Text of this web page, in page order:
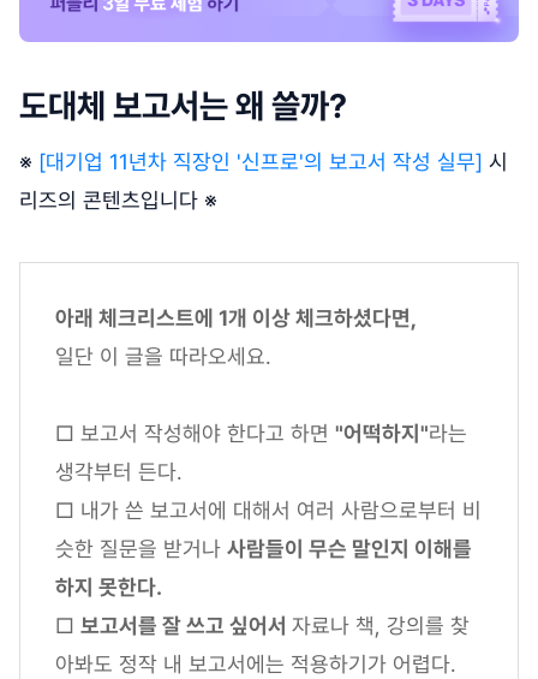
도대체 보고서는 왜 쓸까?
※ [대기업 11년차 직장인 '신프로'의 보고서 작성 실무] 시
리즈의 콘텐츠입니다 ※
아래 체크리스트에 1개 이상 체크하셨다면,
일단 이 글을 따라오세요.
□ 보고서 작성해야 한다고 하면 "어떡하지"라는
생각부터 든다.
□ 내가 쓴 보고서에 대해서 여러 사람으로부터 비
슷한 질문을 받거나 사람들이 무슨 말인지 이해를
하지 못한다.
□ 보고서를 잘 쓰고 싶어서 자료나 책, 강의를 찾
아봐도 정작 내 보고서에는 적용하기가 어렵다.